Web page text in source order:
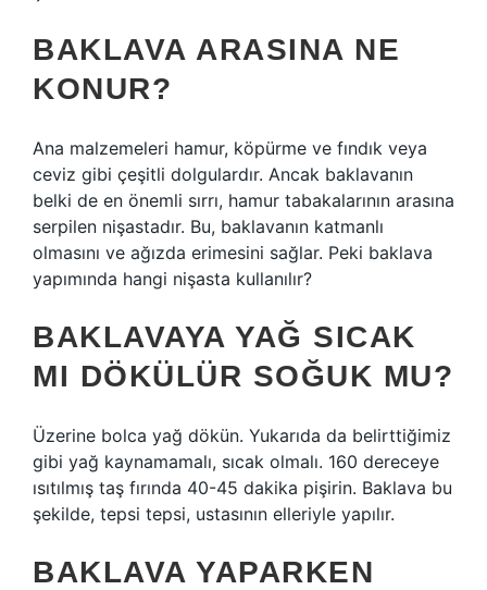
BAKLAVA ARASINA NE
KONUR?
Ana malzemeleri hamur, köpürme ve fındık veya
ceviz gibi çeşitli dolgulardır. Ancak baklavanın
belki de en önemli sırrı, hamur tabakalarının arasına
serpilen nişastadır. Bu, baklavanın katmanlı
olmasını ve ağızda erimesini sağlar. Peki baklava
yapımında hangi nişasta kullanılır?
BAKLAVAYA YAĞ SICAK
MI DÖKÜLÜR SOĞUK MU?
Üzerine bolca yağ dökün. Yukarıda da belirttiğimiz
gibi yağ kaynamamalı, sıcak olmalı. 160 dereceye
ısıtılmış taş fırında 40-45 dakika pişirin. Baklava bu
şekilde, tepsi tepsi, ustasının elleriyle yapılır.
BAKLAVA YAPARKEN